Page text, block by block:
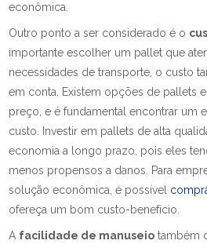
econômica.
Outro ponto a ser considerado é o
importante escolher um pallet que
necessidades de transporte, o custo
em conta. Existem opções de pallets
preço, e é fundamental encontrar um
custo. Investir em pallets de alta
economia a longo prazo, pois eles
menos propensos a danos. Para
solução econômica, é possível
ofereça um bom custo-benefício.
A facilidade de manuseio também